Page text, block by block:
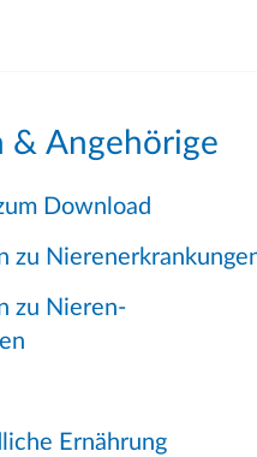
& Angehörige
Download
zu
zu Nieren-
Ernährung